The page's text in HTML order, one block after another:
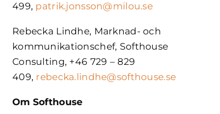
499, patrik.jonsson@milou.se
Rebecka Lindhe, Marknad- och
kommunikationschef, Softhouse
Consulting, +46 729 – 829
409, rebecka.lindhe@softhouse.se
Om Softhouse